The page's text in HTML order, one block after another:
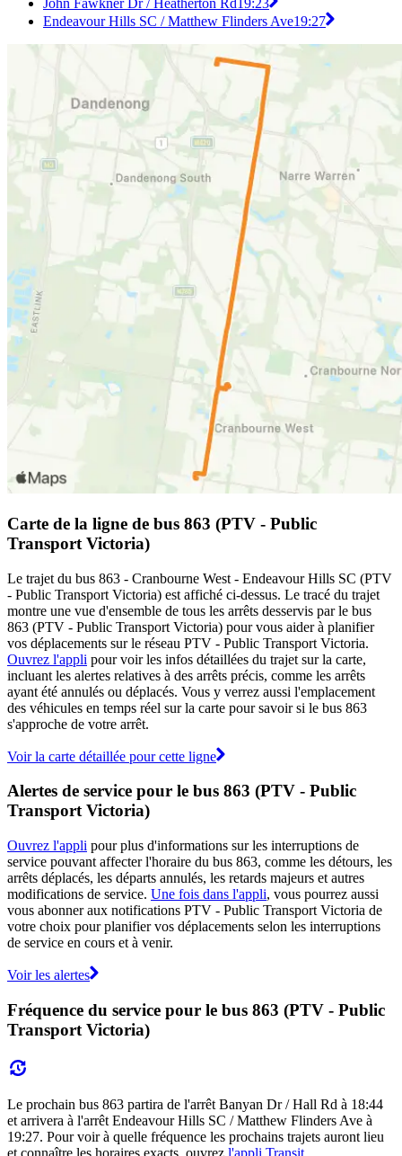
John Fawkner Dr / Heatherton Rd19:23
Endeavour Hills SC / Matthew Flinders Ave19:27
Carte de la ligne de bus 863 (PTV - Public
Transport Victoria)
Le trajet du bus 863 - Cranbourne West - Endeavour Hills SC (PTV
- Public Transport Victoria) est affiché ci-dessus. Le tracé du trajet
montre une vue d'ensemble de tous les arrêts desservis par le bus
863 (PTV - Public Transport Victoria) pour vous aider à planifier
vos déplacements sur le réseau PTV - Public Transport Victoria.
Ouvrez l'appli pour voir les infos détaillées du trajet sur la carte,
incluant les alertes relatives à des arrêts précis, comme les arrêts
ayant été annulés ou déplacés. Vous y verrez aussi l'emplacement
des véhicules en temps réel sur la carte pour savoir si le bus 863
s'approche de votre arrêt.
Voir la carte détaillée pour cette ligne
Alertes de service pour le bus 863 (PTV - Public
Transport Victoria)
Ouvrez l'appli pour plus d'informations sur les interruptions de
service pouvant affecter l'horaire du bus 863, comme les détours, les
arrêts déplacés, les départs annulés, les retards majeurs et autres
modifications de service. Une fois dans l'appli, vous pourrez aussi
vous abonner aux notifications PTV - Public Transport Victoria de
votre choix pour planifier vos déplacements selon les interruptions
de service en cours et à venir.
Voir les alertes
Fréquence du service pour le bus 863 (PTV - Public
Transport Victoria)
Le prochain bus 863 partira de l'arrêt Banyan Dr / Hall Rd à 18:44
et arrivera à l'arrêt Endeavour Hills SC / Matthew Flinders Ave à
19:27. Pour voir à quelle fréquence les prochains trajets auront lieu
et connaître les horaires exacts, ouvrez l'appli Transit